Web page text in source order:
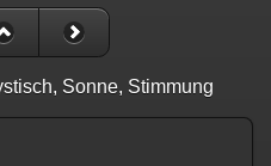
Sonne, Stimmung